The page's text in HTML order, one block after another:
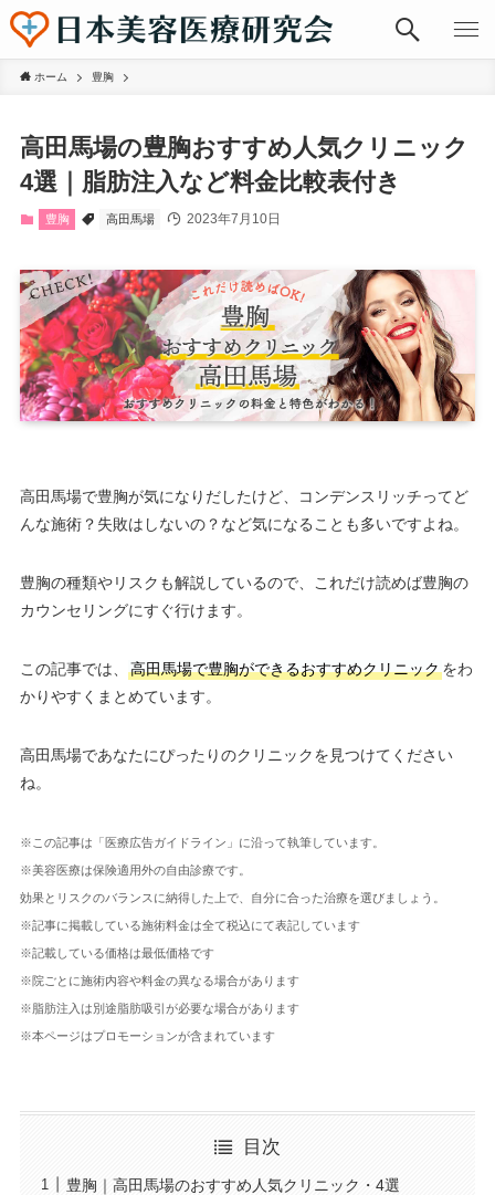
ホーム 豊胸
高田馬場の豊胸おすすめ人気クリニック
4選｜脂肪注入など料金比較表付き
豊胸 高田馬場 2023年7月10日
高田馬場で豊胸が気になりだしたけど、コンデンスリッチってど
んな施術？失敗はしないの？など気になることも多いですよね。
豊胸の種類やリスクも解説しているので、これだけ読めば豊胸の
カウンセリングにすぐ行けます。
この記事では、 高田馬場で豊胸ができるおすすめクリニックをわ
かりやすくまとめています。
高田馬場であなたにぴったりのクリニックを見つけてください
ね。
※この記事は「医療広告ガイドライン」に沿って執筆しています。
※美容医療は保険適用外の自由診療です。
効果とリスクのバランスに納得した上で、自分に合った治療を選びましょう。
※記事に掲載している施術料金は全て税込にて表記しています
※記載している価格は最低価格です
※院ごとに施術内容や料金の異なる場合があります
※脂肪注入は別途脂肪吸引が必要な場合があります
※本ページはプロモーションが含まれています
目次
豊胸｜高田馬場のおすすめ人気クリニック・4選